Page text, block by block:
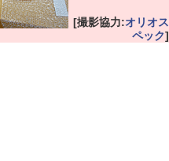
[撮影協力:オリオス
ペック]